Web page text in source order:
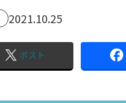
2021.10.25
ポスト